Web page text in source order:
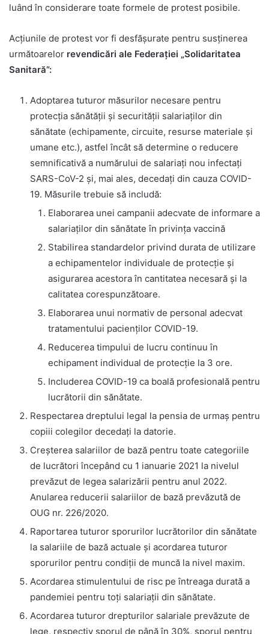
luând în considerare toate formele de protest posibile.
Acțiunile de protest vor fi desfășurate pentru susținerea
următoarelor revendicări ale Federației „Solidaritatea
Sanitară”:
Adoptarea tuturor măsurilor necesare pentru
protecția sănătății și securității salariaților din
sănătate (echipamente, circuite, resurse materiale și
umane etc.), astfel încât să determine o reducere
semnificativă a numărului de salariați nou infectați
SARS-CoV-2 și, mai ales, decedați din cauza COVID-
19. Măsurile trebuie să includă:
Elaborarea unei campanii adecvate de informare a
salariaților din sănătate în privința vaccină
Stabilirea standardelor privind durata de utilizare
a echipamentelor individuale de protecție și
asigurarea acestora în cantitatea necesară și la
calitatea corespunzătoare.
Elaborarea unui normativ de personal adecvat
tratamentului pacienților COVID-19.
Reducerea timpului de lucru continuu în
echipament individual de protecție la 3 ore.
Includerea COVID-19 ca boală profesională pentru
lucrătorii din sănătate.
Respectarea dreptului legal la pensia de urmaș pentru
copiii colegilor decedați la datorie.
Creșterea salariilor de bază pentru toate categoriile
de lucrători începând cu 1 ianuarie 2021 la nivelul
prevăzut de legea salarizării pentru anul 2022.
Anularea reducerii salariilor de bază prevăzută de
OUG nr. 226/2020.
Raportarea tuturor sporurilor lucrătorilor din sănătate
la salariile de bază actuale și acordarea tuturor
sporurilor pentru condiții de muncă la nivel maxim.
Acordarea stimulentului de risc pe întreaga durată a
pandemiei pentru toți salariații din sănătate.
Acordarea tuturor drepturilor salariale prevăzute de
lege, respectiv sporul de până în 30%, sporul pentru